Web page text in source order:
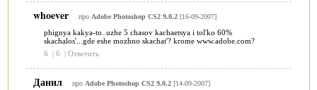
whoever про Adobe Photoshop CS2 9.0.2[16-09-2007]
phignya kakya-to..uzhe 5 chasov kachaetsya i tol'ko 60%
skachalos'...gde eshe mozhno skachat'? krome www.adobe.com?
6
| 6 | Ответить
Данил про Adobe Photoshop CS2 9.0.2[14-09-2007]